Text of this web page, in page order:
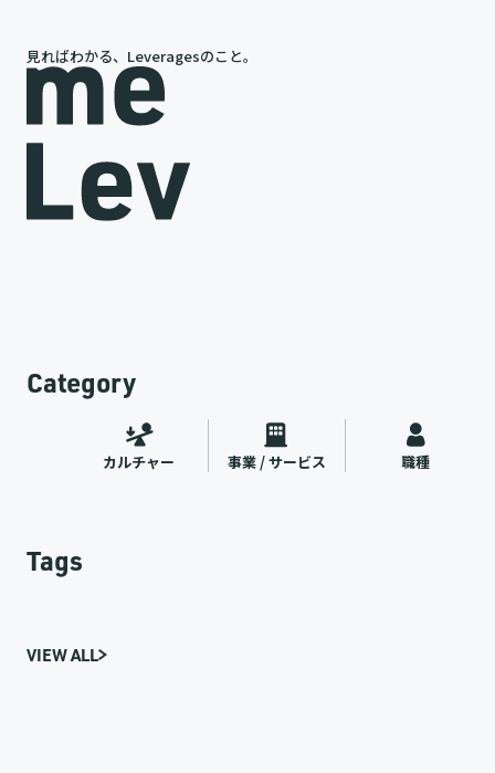
見ればわかる、Leveragesのこと。
槻が語る、レバレジーズの今と未来
代表インタビュー
2026.07.09
Category
カルチャー 事業 / サービス 職種
Tags
VIEW ALL